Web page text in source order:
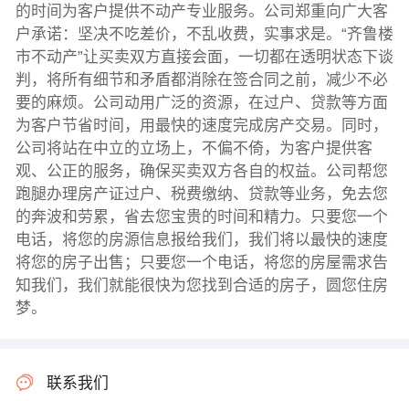
的时间为客户提供不动产专业服务。公司郑重向广大客
户承诺：坚决不吃差价，不乱收费，实事求是。“齐鲁楼
市不动产”让买卖双方直接会面，一切都在透明状态下谈
判，将所有细节和矛盾都消除在签合同之前，减少不必
要的麻烦。公司动用广泛的资源，在过户、贷款等方面
为客户节省时间，用最快的速度完成房产交易。同时，
公司将站在中立的立场上，不偏不倚，为客户提供客
观、公正的服务，确保买卖双方各自的权益。公司帮您
跑腿办理房产证过户、税费缴纳、贷款等业务，免去您
的奔波和劳累，省去您宝贵的时间和精力。只要您一个
电话，将您的房源信息报给我们，我们将以最快的速度
将您的房子出售；只要您一个电话，将您的房屋需求告
知我们，我们就能很快为您找到合适的房子，圆您住房
梦。
联系我们